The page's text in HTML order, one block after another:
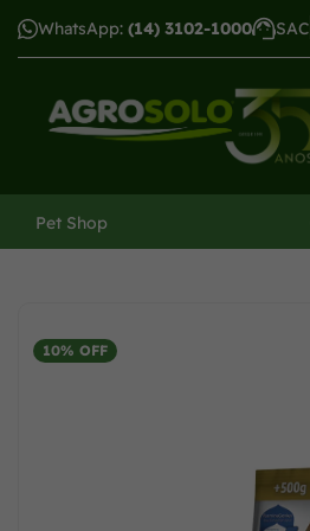
WhatsApp: (14) 3102-1000 SAC
Pet Shop
menu
10% OFF